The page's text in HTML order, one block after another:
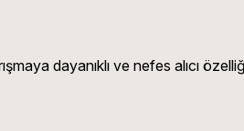
dayanıklı ve nefes alıcı